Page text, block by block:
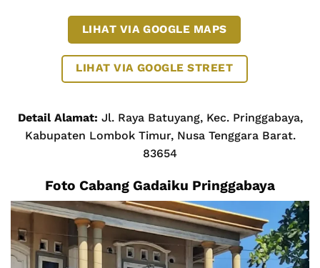
LIHAT VIA GOOGLE MAPS
LIHAT VIA GOOGLE STREET
Detail Alamat: Jl. Raya Batuyang, Kec. Pringgabaya,
Kabupaten Lombok Timur, Nusa Tenggara Barat.
83654
Foto Cabang Gadaiku Pringgabaya